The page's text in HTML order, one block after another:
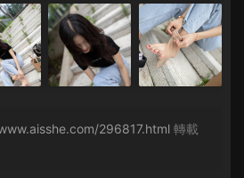
296817.html 轉載